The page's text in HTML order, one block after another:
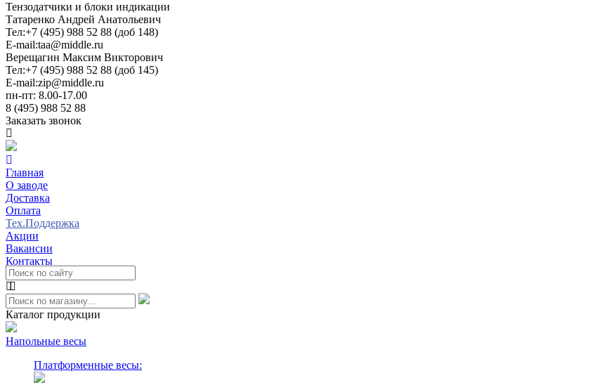
Тензодатчики и блоки индикации
Татаренко Андрей Анатольевич
Тел:+7 (495) 988 52 88 (доб 148)
E-mail:taa@middle.ru
Верещагин Максим Викторович
Тел:+7 (495) 988 52 88 (доб 145)
E-mail:zip@middle.ru
пн-пт: 8.00-17.00
8 (495) 988 52 88
Заказать звонок
Главная
О заводе
Доставка
Оплата
Тех.Поддержка
Акции
Вакансии
Контакты
Каталог продукции
Напольные весы
Платформенные весы: